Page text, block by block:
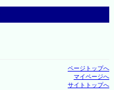
ページトップへ
マイページへ
サイトトップへ